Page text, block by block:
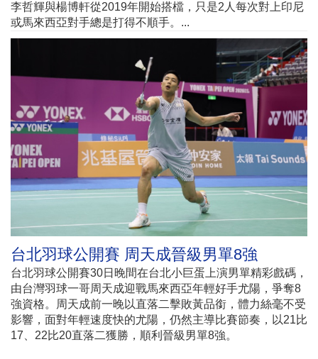
李哲輝與楊博軒從2019年開始搭檔，只是2人每次對上印尼
或馬來西亞對手總是打得不順手。...
台北羽球公開賽 周天成晉級男單8強
台北羽球公開賽30日晚間在台北小巨蛋上演男單精彩戲碼，
由台灣羽球一哥周天成迎戰馬來西亞年輕好手尤陽，爭奪8
強資格。周天成前一晚以直落二擊敗黃品銜，體力絲毫不受
影響，面對年輕速度快的尤陽，仍然主導比賽節奏，以21比
17、22比20直落二獲勝，順利晉級男單8強。